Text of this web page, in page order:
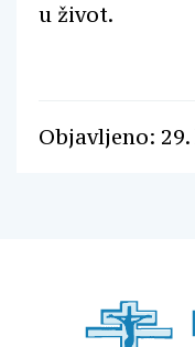
u život.
Objavljeno: